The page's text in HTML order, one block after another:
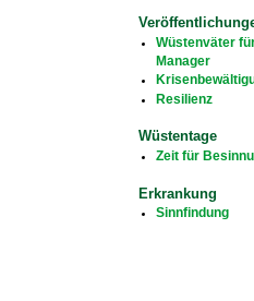
Wüstenväter
Manager
Resilienz
Wüstentage
Zeit für
Erkrankung
Sinnfindung